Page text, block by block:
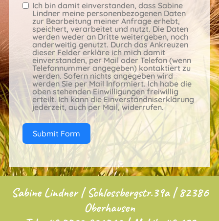
Ich bin damit einverstanden, dass Sabine
Lindner meine personenbezogenen Daten
zur Bearbeitung meiner Anfrage erhebt,
speichert, verarbeitet und nutzt. Die Daten
werden weder an Dritte weitergeben, noch
anderweitig genutzt. Durch das Ankreuzen
dieser Felder erkläre ich mich damit
einverstanden, per Mail oder Telefon (wenn
Telefonnummer angegeben) kontaktiert zu
werden. Sofern nichts angegeben wird
werden Sie per Mail Informiert. Ich habe die
oben stehenden Einwilligungen freiwillig
erteilt. Ich kann die Einverständniserklärung
jederzeit, auch per Mail, widerrufen.
Submit Form
Sabine Lindner | Schlossbergstr.39a | 82386
Oberhausen